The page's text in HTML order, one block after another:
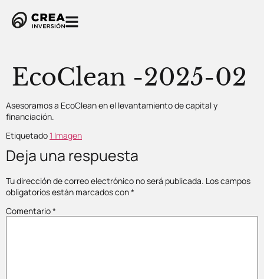
EcoClean -2025-02
Asesoramos a EcoClean en el levantamiento de capital y
financiación.
Etiquetado1 Imagen
Deja una respuesta
Tu dirección de correo electrónico no será publicada. Los campos
obligatorios están marcados con*
Comentario*